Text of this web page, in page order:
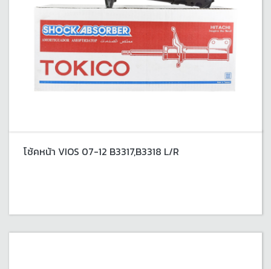
โช้คหน้า VIOS 07-12 B3317,B3318 L/R